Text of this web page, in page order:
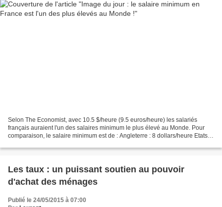
Selon The Economist, avec 10.5 $/heure (9.5 euros/heure) les salariés
français auraient l'un des salaires minimum le plus élevé au Monde. Pour
comparaison, le salaire minimum est de : Angleterre : 8 dollars/heure Etats
Les taux : un puissant soutien au pouvoir
d'achat des ménages
Publié le 24/05/2015 à 07:00